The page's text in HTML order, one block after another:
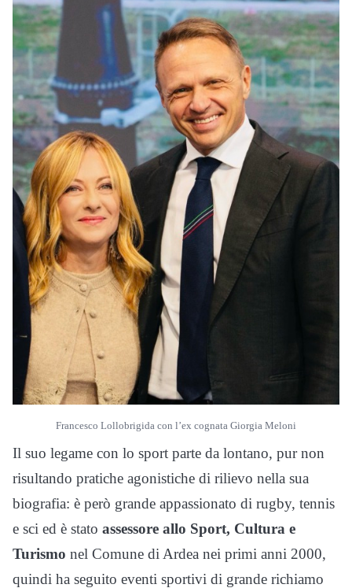
Francesco Lollobrigida con l’ex cognata Giorgia Meloni
Il suo legame con lo sport parte da lontano, pur non
risultando pratiche agonistiche di rilievo nella sua
biografia: è però grande appassionato di rugby, tennis
e sci ed è stato assessore allo Sport, Cultura e
Turismo nel Comune di Ardea nei primi anni 2000,
quindi ha seguito eventi sportivi di grande richiamo